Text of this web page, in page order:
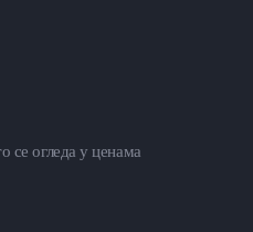
се огледа у ценама